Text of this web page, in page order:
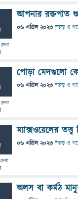
আপনার রক্তপাত
06 এপ্রিল 2023 "তত্ত্ব ও
পোড়া মেদগুলো
06 এপ্রিল 2023 "তত্ত্ব ও
ম্যাক্সওয়েলের
06 এপ্রিল 2023 "তত্ত্ব ও
অলস বা কর্মঠ